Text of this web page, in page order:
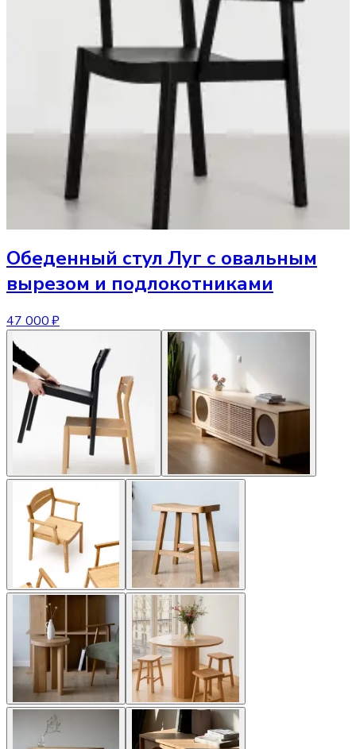
Обеденный стул Луг с овальным
вырезом и подлокотниками
47 000 ₽